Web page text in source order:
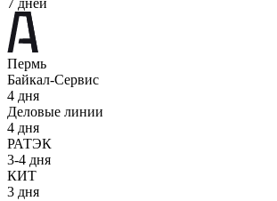
7 дней
Пермь
Байкал-Сервис
4 дня
Деловые линии
4 дня
РАТЭК
3-4 дня
КИТ
3 дня